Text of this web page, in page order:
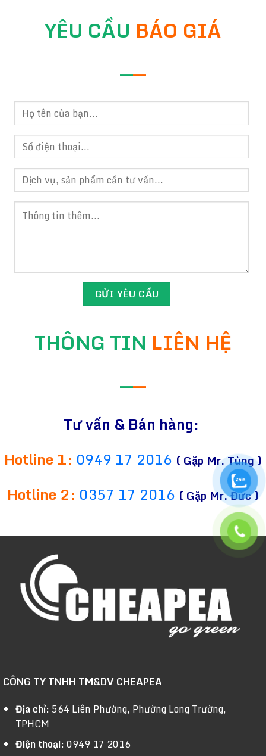
YÊU CẦU BÁO GIÁ
——
THÔNG TIN LIÊN HỆ
——
Tư vấn & Bán hàng:
Hotline 1: 0949 17 2016 ( Gặp Mr. Tùng )
Hotline 2: 0357 17 2016 ( Gặp Mr. Đức )
CÔNG TY TNHH TM&DV CHEAPEA
Địa chỉ: 564 Liên Phường, Phường Long Trường,
TPHCM
Điện thoại:0949 17 2016